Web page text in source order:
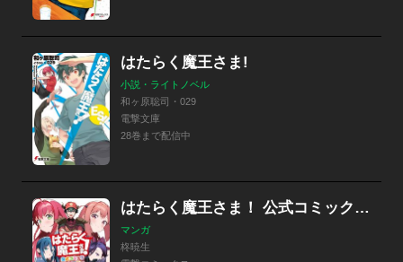
はたらく魔王さま!
小説・ライトノベル
和ヶ原聡司・029
電撃文庫
28巻まで配信中
はたらく魔王さま！ 公式コミックアンソロジー
マンガ
柊暁生